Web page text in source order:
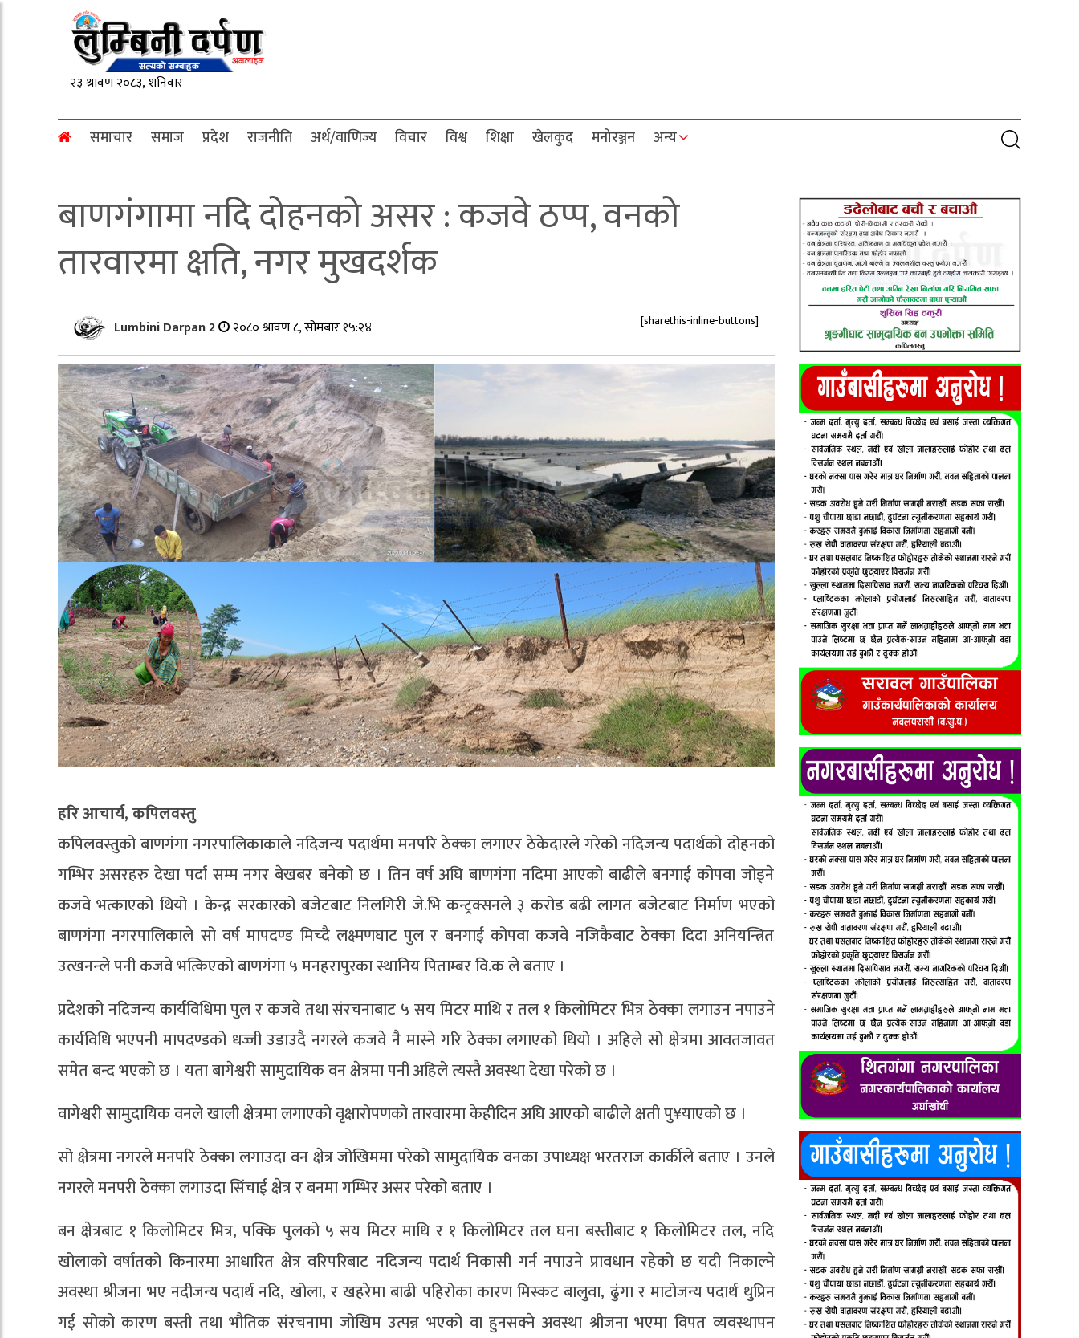
समाचार समाज प्रदेश राजनीति अर्थ/वाणिज्य विचार विश्व शिक्षा खेलकुद मनोरञ्जन अन्य
बाणगंगामा नदि दोहनको असर : कजवे ठप्प, वनको
तारवारमा क्षति, नगर मुखदर्शक
Lumbini Darpan 2 २०८० श्रावण ८, सोमबार १५:२४ [sharethis-inline-buttons]
हरि आचार्य, कपिलवस्तु
कपिलवस्तुको बाणगंगा नगरपालिकाकाले नदिजन्य पदार्थमा मनपरि ठेक्का लगाएर ठेकेदारले गरेको नदिजन्य पदार्थको दोहनको
गम्भिर असरहरु देखा पर्दा सम्म नगर बेखबर बनेको छ । तिन वर्ष अघि बाणगंगा नदिमा आएको बाढीले बनगाई कोपवा जोड्ने
कजवे भत्काएको थियो । केन्द्र सरकारको बजेटबाट निलगिरी जे.भि कन्ट्रक्सनले ३ करोड बढी लागत बजेटबाट निर्माण भएको
बाणगंगा नगरपालिकाले सो वर्ष मापदण्ड मिच्दै लक्ष्मणघाट पुल र बनगाई कोपवा कजवे नजिकैबाट ठेक्का दिदा अनियन्त्रित
उत्खनन्ले पनी कजवे भत्किएको बाणगंगा ५ मनहरापुरका स्थानिय पिताम्बर वि.क ले बताए ।
प्रदेशको नदिजन्य कार्यविधिमा पुल र कजवे तथा संरचनाबाट ५ सय मिटर माथि र तल १ किलोमिटर भित्र ठेक्का लगाउन नपाउने
कार्यविधि भएपनी मापदण्डको धज्जी उडाउदै नगरले कजवे नै मास्ने गरि ठेक्का लगाएको थियो । अहिले सो क्षेत्रमा आवतजावत
समेत बन्द भएको छ । यता बागेश्वरी सामुदायिक वन क्षेत्रमा पनी अहिले त्यस्तै अवस्था देखा परेको छ ।
वागेश्वरी सामुदायिक वनले खाली क्षेत्रमा लगाएको वृक्षारोपणको तारवारमा केहीदिन अघि आएको बाढीले क्षती पु¥याएको छ ।
सो क्षेत्रमा नगरले मनपरि ठेक्का लगाउदा वन क्षेत्र जोखिममा परेको सामुदायिक वनका उपाध्यक्ष भरतराज कार्कीले बताए । उनले
नगरले मनपरी ठेक्का लगाउदा सिंचाई क्षेत्र र बनमा गम्भिर असर परेको बताए ।
बन क्षेत्रबाट १ किलोमिटर भित्र, पक्कि पुलको ५ सय मिटर माथि र १ किलोमिटर तल घना बस्तीबाट १ किलोमिटर तल, नदि
खोलाको वर्षातको किनारमा आधारित क्षेत्र वरिपरिबाट नदिजन्य पदार्थ निकासी गर्न नपाउने प्रावधान रहेको छ यदी निकाल्ने
अवस्था श्रीजना भए नदीजन्य पदार्थ नदि, खोला, र खहरेमा बाढी पहिरोका कारण मिस्कट बालुवा, ढुंगा र माटोजन्य पदार्थ थुप्रिन
गई सोको कारण बस्ती तथा भौतिक संरचनामा जोखिम उत्पन्न भएको वा हुनसक्ने अवस्था श्रीजना भएमा विपत व्यवस्थापन